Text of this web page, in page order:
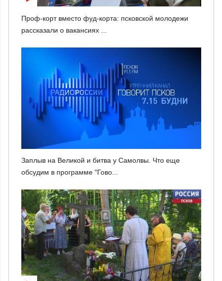
Проф-корт вместо фуд-корта: псковской молодежи
рассказали о вакансиях ...
Заплыв на Великой и битва у Самолвы. Что еще
обсудим в программе "Гово...